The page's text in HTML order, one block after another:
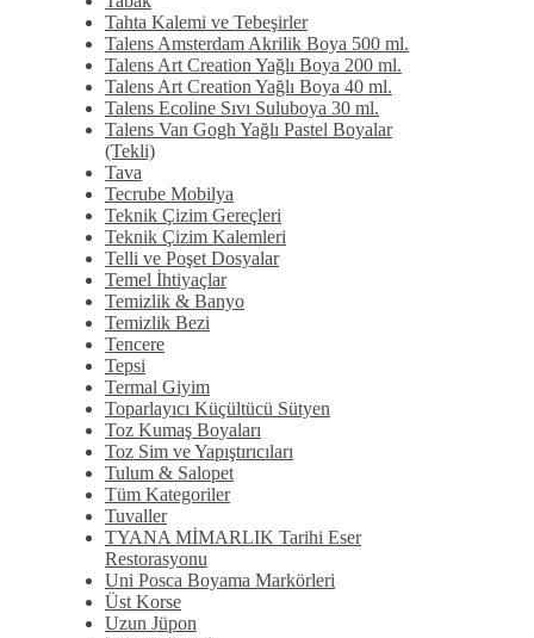
Tahta Kalemi ve Tebeşirler
Talens Amsterdam Akrilik Boya 500 ml.
Talens Art Creation Yağlı Boya 200 ml.
Talens Art Creation Yağlı Boya 40 ml.
Talens Ecoline Sıvı Suluboya 30 ml.
Talens Van Gogh Yağlı Pastel Boyalar
(Tekli)
Tava
Tecrube Mobilya
Teknik Çizim Gereçleri
Teknik Çizim Kalemleri
Telli ve Poşet Dosyalar
Temel İhtiyaçlar
Temizlik & Banyo
Temizlik Bezi
Tencere
Tepsi
Termal Giyim
Toparlayıcı Küçültücü Sütyen
Toz Kumaş Boyaları
Toz Sim ve Yapıştırıcıları
Tulum & Salopet
Tüm Kategoriler
Tuvaller
TYANA MİMARLIK Tarihi Eser
Restorasyonu
Uni Posca Boyama Markörleri
Üst Korse
Uzun Jüpon